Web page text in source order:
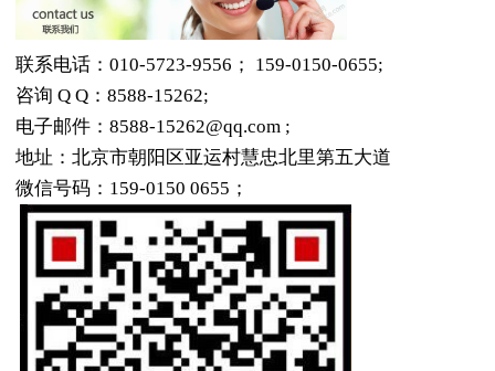
联系电话：010-5723-9556； 159-0150-0655;
咨询 Q Q：8588-15262;
电子邮件：8588-15262@qq.com ;
地址：北京市朝阳区亚运村慧忠北里第五大道
微信号码：159-0150 0655；